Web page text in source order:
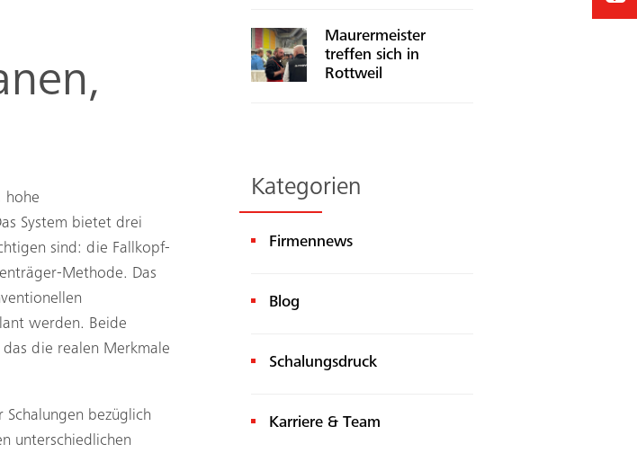
hohe
System bietet drei
sind: die Fallkopf-
Methode. Das
werden. Beide
die realen Merkmale
bezüglich
unterschiedlichen
Maurermeister
treffen sich in
Rottweil
Kategorien
Firmennews
Blog
Schalungsdruck
Karriere & Team